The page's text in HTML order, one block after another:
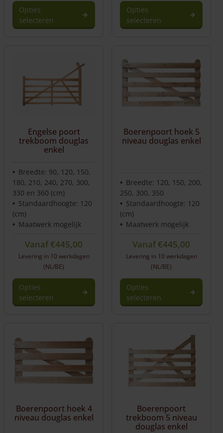
Opties
selecteren
Opties
selecteren
Engelse poort
trekboom douglas
enkel
Breedte: 90, 120, 150,
180, 210, 240, 270, 300,
330 en 360 (cm)
Standaardhoogte: 120
(cm)
Maatwerk mogelijk
Vanaf€445,00
Levering in 10 werkdagen
(NL/BE)
Opties
selecteren
Boerenpoort hoek 5
niveau douglas enkel
Breedte: 120, 150, 200,
250, 300, 350
Standaardhoogte: 120
(cm)
Maatwerk mogelijk
Vanaf€445,00
Levering in 10 werkdagen
(NL/BE)
Opties
selecteren
Boerenpoort hoek 4
niveau douglas enkel
Boerenpoort
trekboom 5 niveau
douglas enkel